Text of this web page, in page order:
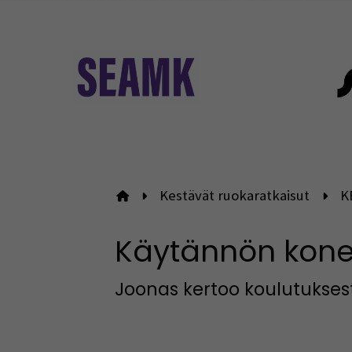
Etusivulle
Kestävät ruokaratkaisut
Käytännön
Joonas kertoo